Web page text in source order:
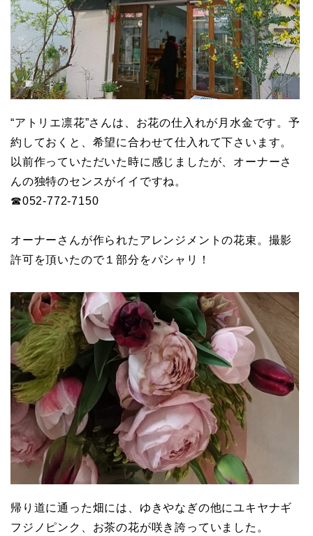
“アトリエ凛花”さんは、お花の仕入れが月水金です。予
約しておくと、希望に合わせて仕入れて下さいます。
以前作っていただいた時に感じましたが、オーナーさ
んの独特のセンスがイイですね。
☎052-772-7150
オーナーさんが作られたアレンジメントの花束。撮影
許可を頂いたので１部分をパシャリ！
帰り道に通った畑には、ゆきやなぎの他にユキヤナギ
フジノピンク、お茶の花が咲き誇っていました。